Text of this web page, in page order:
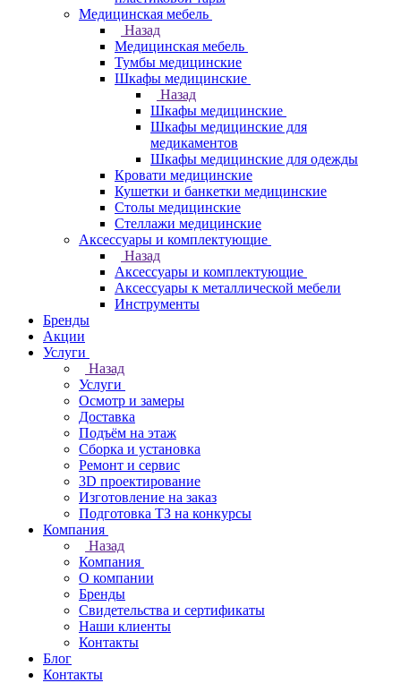
Медицинская мебель
Назад
Медицинская мебель
Тумбы медицинские
Шкафы медицинские
Назад
Шкафы медицинские
Шкафы медицинские для
медикаментов
Шкафы медицинские для одежды
Кровати медицинские
Кушетки и банкетки медицинские
Столы медицинские
Стеллажи медицинские
Аксессуары и комплектующие
Назад
Аксессуары и комплектующие
Аксессуары к металлической мебели
Инструменты
Бренды
Акции
Услуги
Назад
Услуги
Осмотр и замеры
Доставка
Подъём на этаж
Сборка и установка
Ремонт и сервис
3D проектирование
Изготовление на заказ
Подготовка ТЗ на конкурсы
Компания
Назад
Компания
О компании
Бренды
Свидетельства и сертификаты
Наши клиенты
Контакты
Блог
Контакты